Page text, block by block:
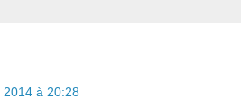
2014 à 20:28